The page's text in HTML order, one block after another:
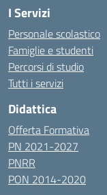
I Servizi
Personale scolastico
Famiglie e studenti
Percorsi di studio
Tutti i servizi
Didattica
Offerta Formativa
PN 2021-2027
PNRR
PON 2014-2020